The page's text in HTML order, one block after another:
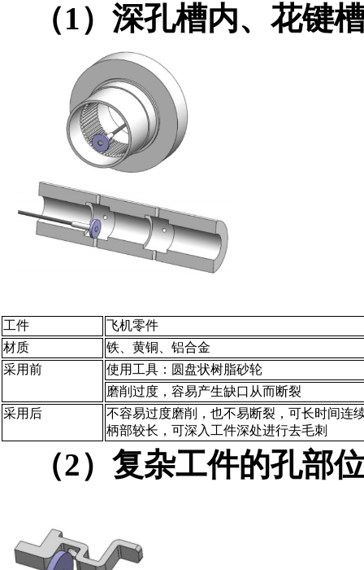
（1）深孔槽内、花键
工件
飞机零件
材质
铁、黄铜、铝合金
采用前
使用工具：圆盘状树脂砂轮
磨削过度，容易产生缺口从而断裂
采用后
不容易过度磨削，也不易断裂，可长时间连
柄部较长，可深入工件深处进行去毛刺
（2）复杂工件的孔部